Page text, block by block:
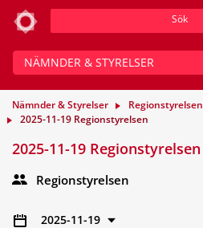
Sök
NÄMNDER & STYRELSER
Nämnder & Styrelser
Regionstyrelsen
2025-11-19 Regionstyrelsen
2025-11-19 Regionstyrelsen
Regionstyrelsen
2025-11-19